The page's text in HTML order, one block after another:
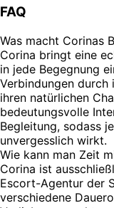
FAQ
Was macht Corinas
Corina bringt eine
in jede Begegnung
Verbindungen durch
ihren natürlichen
bedeutungsvolle
Begleitung, sodass
unvergesslich wirkt.
Wie kann man Zeit
Corina ist
Escort-Agentur der
verschiedene